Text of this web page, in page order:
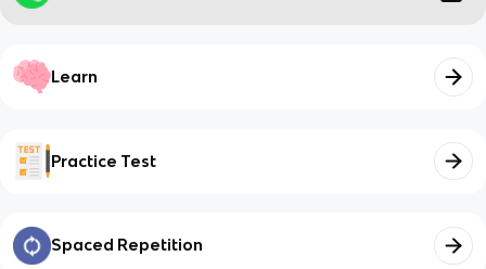
Learn
Practice Test
Spaced Repetition